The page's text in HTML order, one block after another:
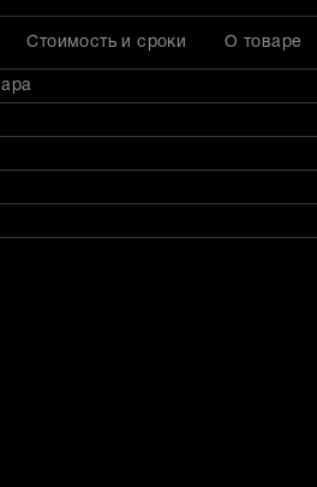
Стоимость и сроки О товаре